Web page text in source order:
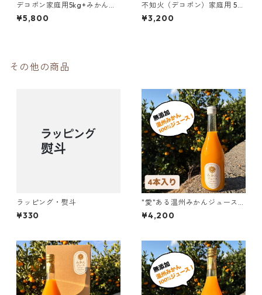
デコポン家庭用5kg+みかんス
トレートジュース2本セット
¥5,800
不知火（デコポン）家庭用 5k
g
¥3,200
その他の商品
ラッピング・熨斗
¥330
"愛"ある温州みかんジュース 7
20ml ×4本セット
¥4,200